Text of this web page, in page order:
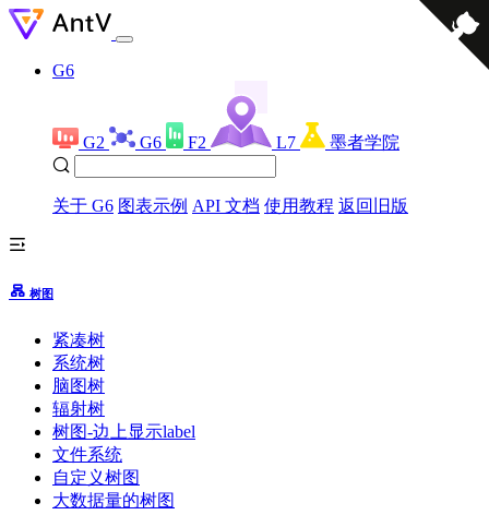
G6
G2 G6 F2 L7 墨者学院
关于 G6 图表示例 API 文档 使用教程 返回旧版
树图
紧凑树
系统树
脑图树
辐射树
树图-边上显示label
文件系统
自定义树图
大数据量的树图